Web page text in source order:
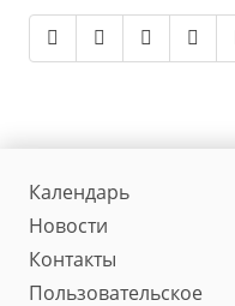
Календарь
Новости
Контакты
Пользовательское